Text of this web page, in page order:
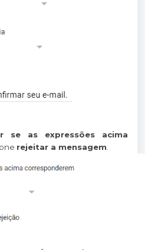
se as expressões acima
rejeitar a mensagem